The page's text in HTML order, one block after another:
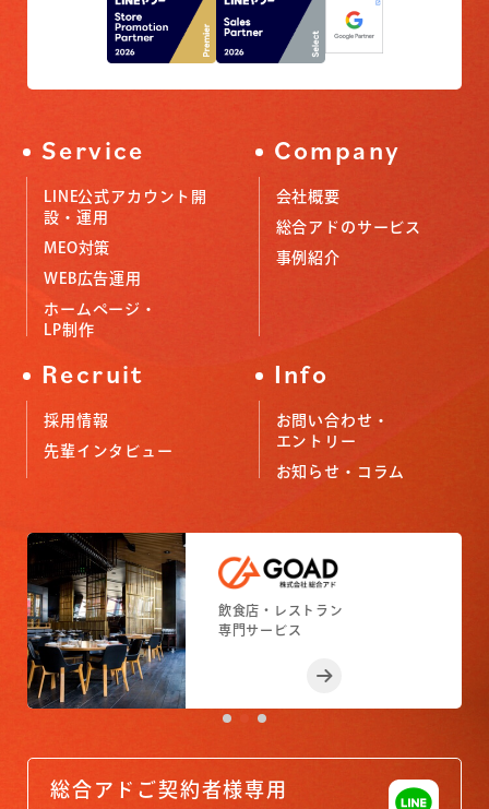
Service
LINE公式アカウント開
設・運用
MEO対策
WEB広告運用
ホームページ・
LP制作
Company
会社概要
総合アドのサービス
事例紹介
Recruit
採用情報
先輩インタビュー
Info
お問い合わせ・
エントリー
お知らせ・コラム
小売店舗
専門サービス
フィットネスジム
専門サービス
飲食店・レストラン
専門サービス
小売店舗
専門サービス
フィットネスジム
専門サービス
総合アドご契約者様専用